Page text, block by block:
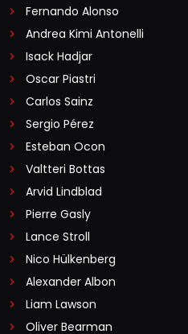
Fernando Alonso
Andrea Kimi Antonelli
Isack Hadjar
Oscar Piastri
Carlos Sainz
Sergio Pérez
Esteban Ocon
Valtteri Bottas
Arvid Lindblad
Pierre Gasly
Lance Stroll
Nico Hülkenberg
Alexander Albon
Liam Lawson
Oliver Bearman